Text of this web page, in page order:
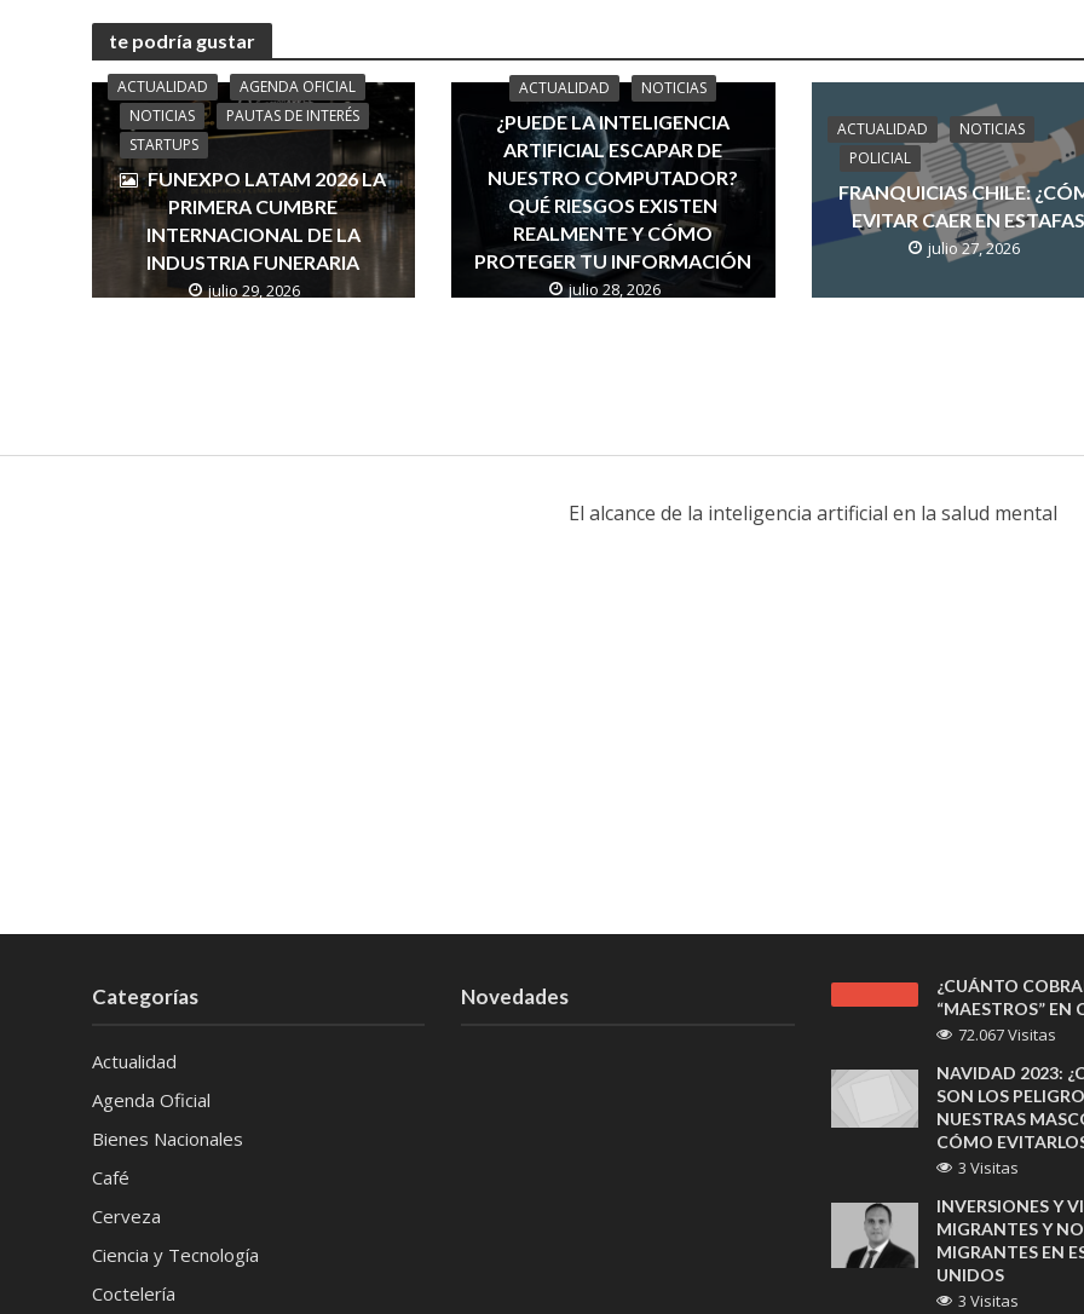
te podría gustar
ACTUALIDAD
AGENDA OFICIAL
NOTICIAS
PAUTAS DE INTERÉS
STARTUPS
FUNEXPO LATAM 2026 LA
PRIMERA CUMBRE
INTERNACIONAL DE LA
INDUSTRIA FUNERARIA
julio 29, 2026
ACTUALIDAD NOTICIAS
¿PUEDE LA INTELIGENCIA
ARTIFICIAL ESCAPAR DE
NUESTRO COMPUTADOR?
QUÉ RIESGOS EXISTEN
REALMENTE Y CÓMO
PROTEGER TU INFORMACIÓN
julio 28, 2026
ACTUALIDAD
NOTICIAS
POLICIAL
FRANQUICIAS CHILE:
EVITAR CAER EN
julio 27, 2026
El alcance de la inteligencia artificial en la salud mental
Categorías
Actualidad
Agenda Oficial
Bienes Nacionales
Café
Cerveza
Ciencia y Tecnología
Coctelería
Novedades
¿CUÁNTO
“MAESTROS” EN
72.067 Visitas
NAVIDAD 2023:
SON LOS
NUESTRAS
CÓMO
3 Visitas
INVERSIONES Y
MIGRANTES Y NO
MIGRANTES EN
UNIDOS
3 Visitas